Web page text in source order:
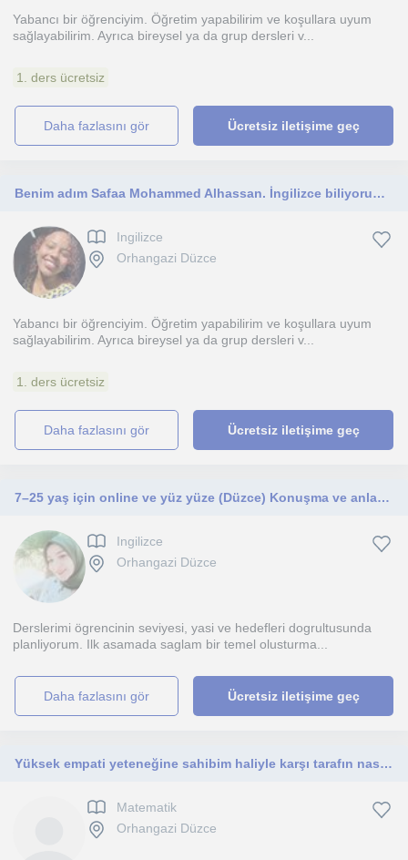
Yabancı bir öğrenciyim. Öğretim yapabilirim ve koşullara uyum
sağlayabilirim. Ayrıca bireysel ya da grup dersleri v...
1. ders ücretsiz
daha fazlasını gör Ücretsiz iletişime geç
Benim adım Safaa Mohammed Alhassan. İngilizce biliyorum ve öğretebilirim. Bu işe kabul edilirsem benim için ilk deneyim olacaktır
Ingilizce
Orhangazi Düzce
Yabancı bir öğrenciyim. Öğretim yapabilirim ve koşullara uyum
sağlayabilirim. Ayrıca bireysel ya da grup dersleri v...
1. ders ücretsiz
daha fazlasını gör Ücretsiz iletişime geç
7–25 yaş için online ve yüz yüze (Düzce) Konuşma ve anlama odaklı eğitim
Ingilizce
Orhangazi Düzce
Derslerimi ögrencinin seviyesi, yasi ve hedefleri dogrultusunda
planliyorum. Ilk asamada saglam bir temel olusturma...
daha fazlasını gör Ücretsiz iletişime geç
Yüksek empati yeteneğine sahibim haliyle karşı tarafın nasıl düşünüp öğrenebileceğini çözümleyebiliyorum
Matematik
Orhangazi Düzce